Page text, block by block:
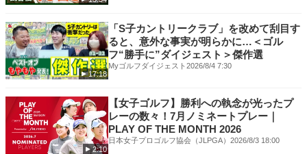
17:18
「S子カントリークラブ」を改めて刮目す
ると、意外な事実が明らかに…＜ゴル
フ“勝手に”ダイジェスト＞傑作選
Myゴルフダイジェスト 2026/8/4 7:30
2:10
【女子ゴルフ】勝利への執念が光ったプ
レーの数々！7月ノミネートプレー｜
PLAY OF THE MONTH 2026
日本女子プロゴルフ協会（JLPGA） 2026/8/3 18:00